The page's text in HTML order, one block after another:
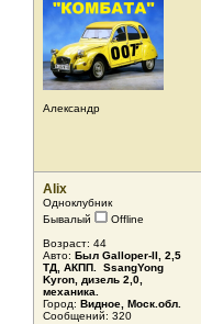
Александр
Alix
Одноклубник
Бывалый
Offline
Возраст: 44
Авто: Был Galloper-II, 2,5
ТД, АКПП. SsangYong
Kyron, дизель 2,0,
механика.
Город: Видное, Моск.обл.
Сообщений: 320